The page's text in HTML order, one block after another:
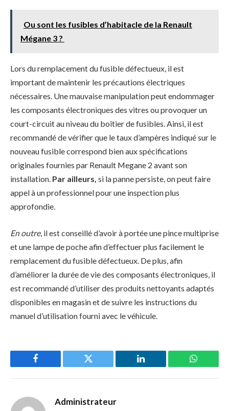
Ou sont les fusibles d’habitacle de la Renault
Mégane 3 ?
Lors du remplacement du fusible défectueux, il est
important de maintenir les précautions électriques
nécessaires. Une mauvaise manipulation peut endommager
les composants électroniques des vitres ou provoquer un
court-circuit au niveau du boîtier de fusibles. Ainsi, il est
recommandé de vérifier que le taux d’ampères indiqué sur le
nouveau fusible correspond bien aux spécifications
originales fournies par Renault Megane 2 avant son
installation. Par ailleurs, si la panne persiste, on peut faire
appel à un professionnel pour une inspection plus
approfondie.
En outre, il est conseillé d’avoir à portée une pince multiprise
et une lampe de poche afin d’effectuer plus facilement le
remplacement du fusible défectueux. De plus, afin
d’améliorer la durée de vie des composants électroniques, il
est recommandé d’utiliser des produits nettoyants adaptés
disponibles en magasin et de suivre les instructions du
manuel d’utilisation fourni avec le véhicule.
Facebook Twitter LinkedIn
Administrateur